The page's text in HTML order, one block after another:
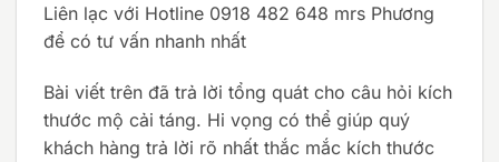
Liên lạc với Hotline 0918 482 648 mrs Phương
để có tư vấn nhanh nhất
Bài viết trên đã trả lời tổng quát cho câu hỏi kích
thước mộ cải táng. Hi vọng có thể giúp quý
khách hàng trả lời rõ nhất thắc mắc kích thước